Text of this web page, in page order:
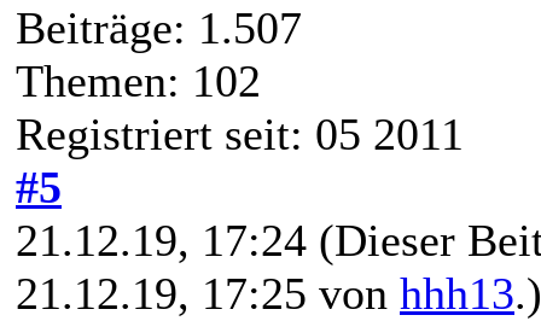
Beiträge: 1.507
Themen: 102
Registriert seit: 05 2011
#5
21.12.19, 17:24 (Dieser
21.12.19, 17:25 von hhh13.)